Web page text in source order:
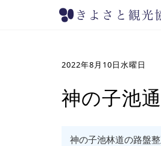
2022年8月10日水曜日
神の子池
神の子池林道の路盤